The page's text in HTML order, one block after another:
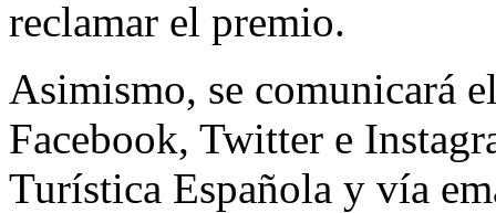
reclamar el premio.
Asimismo, se comunicará
Facebook, Twitter e
Turística Española y vía